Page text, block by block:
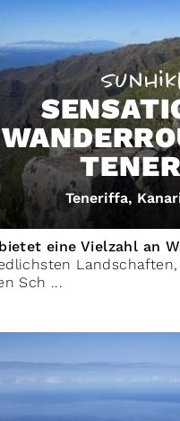
Alto
Teneriffa,
eine Vielzahl an
Sch ...